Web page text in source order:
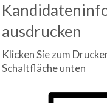
ausdrucken
Klicken Sie zum
Schaltfläche unten